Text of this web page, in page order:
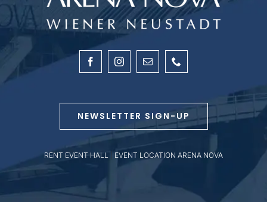
NEWSLETTER SIGN-UP
RENT EVENT HALL EVENT LOCATION ARENA NOVA